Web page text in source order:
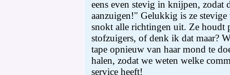
eens even stevig in knijpen, zodat
aanzuigen!" Gelukkig is ze stevige
snokt alle richtingen uit. Ze houdt
stofzuigers, of denk ik dat maar?
tape opnieuw van haar mond te
halen, zodat we weten welke
service heeft!